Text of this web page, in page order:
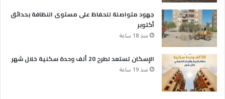
جهود متواصلة للحفاظ على مستوى النظافة بحدائق
أكتوبر
منذ 18 ساعة
الإسكان تستعد لطرح 20 ألف وحدة سكنية خلال شهر
منذ 19 ساعة